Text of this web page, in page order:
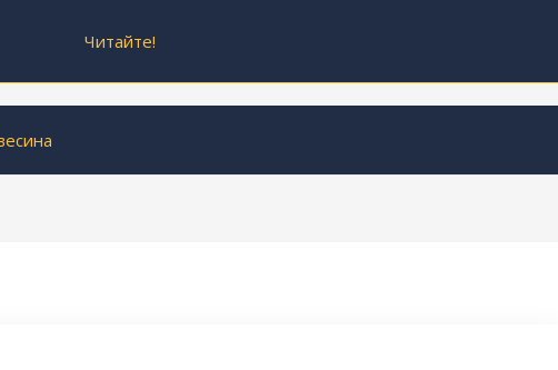
Читайте!